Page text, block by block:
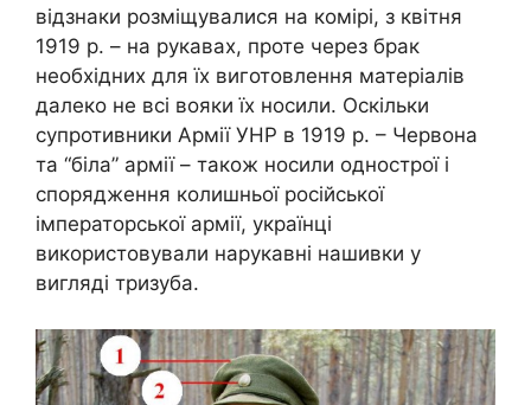
відзнаки розміщувалися на комірі, з квітня
1919 р. – на рукавах, проте через брак
необхідних для їх виготовлення матеріалів
далеко не всі вояки їх носили. Оскільки
супротивники Армії УНР в 1919 р. – Червона
та “біла” армії – також носили однострої і
спорядження колишньої російської
імператорської армії, українці
використовували нарукавні нашивки у
вигляді тризуба.